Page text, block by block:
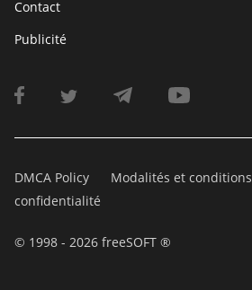
Contact
Publicité
DMCA Policy Modalités et conditions
confidentialité
© 1998 - 2026 freeSOFT ®